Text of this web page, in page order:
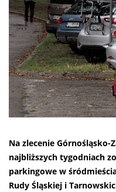
Na zlecenie
najbliższych tygodniach
parkingowe w
Rudy Śląskiej i